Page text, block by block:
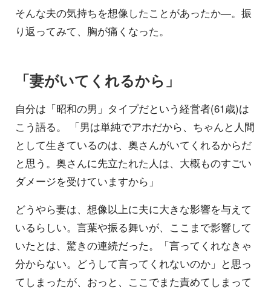
そんな夫の気持ちを想像したことがあったか―。振
り返ってみて、胸が痛くなった。
「妻がいてくれるから」
自分は「昭和の男」タイプだという経営者(61歳)は
こう語る。 「男は単純でアホだから、ちゃんと人間
として生きているのは、奥さんがいてくれるからだ
と思う。奥さんに先立たれた人は、大概ものすごい
ダメージを受けていますから」
どうやら妻は、想像以上に夫に大きな影響を与えて
いるらしい。言葉や振る舞いが、ここまで影響して
いたとは、驚きの連続だった。「言ってくれなきゃ
分からない。どうして言ってくれないのか」と思っ
てしまったが、おっと、ここでまた責めてしまって